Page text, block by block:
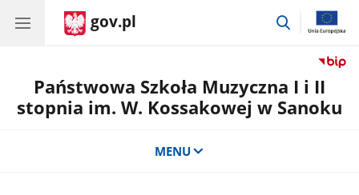
gov.pl
przejdź
Państwowa Szkoła Muzyczna I i II
stopnia im. W. Kossakowej w Sanoku
MENU